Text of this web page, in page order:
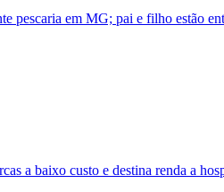
pescaria em MG; pai e filho estão
a baixo custo e destina renda a